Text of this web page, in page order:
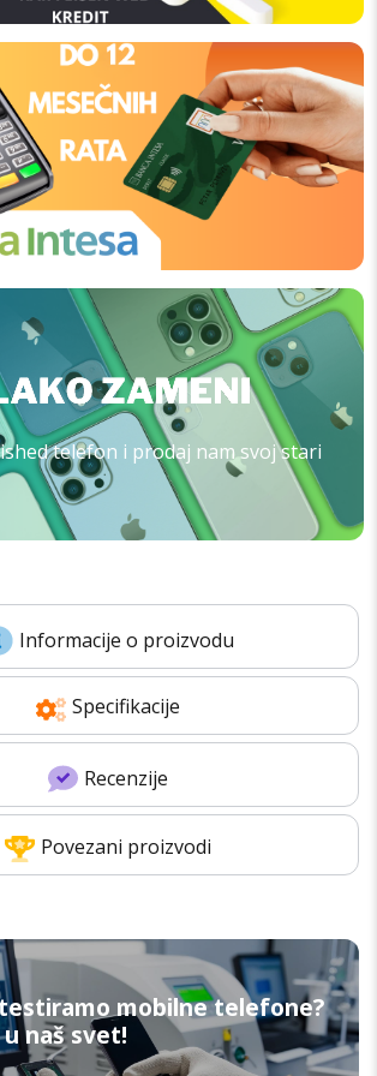
telefon i prodaj nam svoj stari
Informacije o proizvodu
Specifikacije
Recenzije
Povezani proizvodi
mobilne telefone?
naš svet!